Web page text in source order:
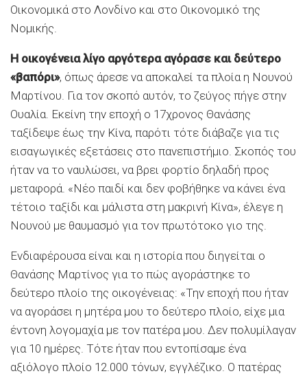
Οικονομικά στο Λονδίνο και στο Οικονομικό της
Νομικής.
Η οικογένεια λίγο αργότερα αγόρασε και δεύτερο
«βαπόρι», όπως άρεσε να αποκαλεί τα πλοία η Νουνού
Μαρτίνου. Για τον σκοπό αυτόν, το ζεύγος πήγε στην
Ουαλία. Εκείνη την εποχή ο 17χρονος Θανάσης
ταξίδεψε έως την Κίνα, παρότι τότε διάβαζε για τις
εισαγωγικές εξετάσεις στο πανεπιστήμιο. Σκοπός του
ήταν να το ναυλώσει, να βρει φορτίο δηλαδή προς
μεταφορά. «Νέο παιδί και δεν φοβήθηκε να κάνει ένα
τέτοιο ταξίδι και μάλιστα στη μακρινή Κίνα», έλεγε η
Νουνού με θαυμασμό για τον πρωτότοκο γιο της.
Ενδιαφέρουσα είναι και η ιστορία που διηγείται ο
Θανάσης Μαρτίνος για το πώς αγοράστηκε το
δεύτερο πλοίο της οικογένειας: «Την εποχή που ήταν
να αγοράσει η μητέρα μου το δεύτερο πλοίο, είχε μια
έντονη λογομαχία με τον πατέρα μου. Δεν πολυμίλαγαν
για 10 ημέρες. Τότε ήταν που εντοπίσαμε ένα
αξιόλογο πλοίο 12.000 τόνων, εγγλέζικο. Ο πατέρας